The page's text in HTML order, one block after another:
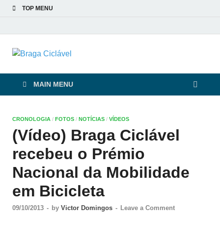
TOP MENU
Braga Ciclável
MAIN MENU
CRONOLOGIA / FOTOS / NOTÍCIAS / VÍDEOS
(Vídeo) Braga Ciclável
recebeu o Prémio
Nacional da Mobilidade
em Bicicleta
09/10/2013 - by Victor Domingos - Leave a Comment